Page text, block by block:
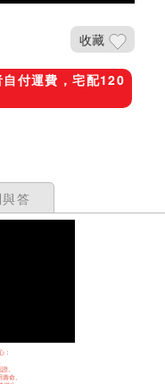
收藏
付運費，宅配120
與答